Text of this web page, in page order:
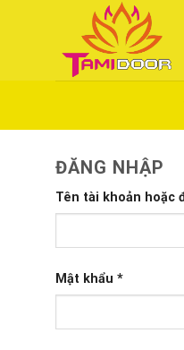
ĐĂNG NHẬP
Tên tài khoản hoặc
Mật khẩu *